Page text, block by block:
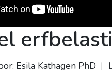
Esila Kathagen PhD |